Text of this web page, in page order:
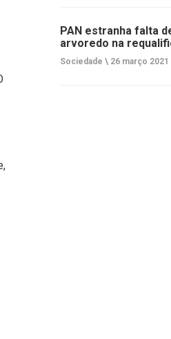
PAN estranha falta
arvoredo na
Sociedade \ 26 março 2021